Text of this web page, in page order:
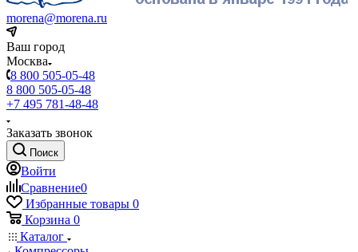
morena@morena.ru
Ваш город
Москва
8 800 505-05-48
8 800 505-05-48
+7 495 781-48-48
Заказать звонок
Поиск
Войти
Сравнение0
Избранные товары 0
Корзина 0
Каталог